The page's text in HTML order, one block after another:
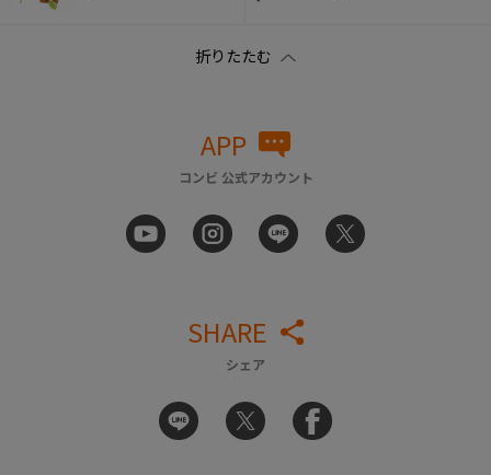
APP
コンビ 公式アカウント
SHARE
シェア